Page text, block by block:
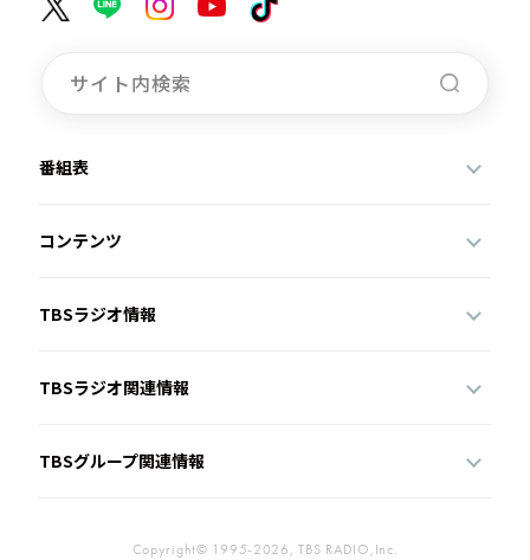
番組表
コンテンツ
TBSラジオ情報
TBSラジオ関連情報
TBSグループ関連情報
Copyright© 1995-2026, TBS RADIO,Inc.